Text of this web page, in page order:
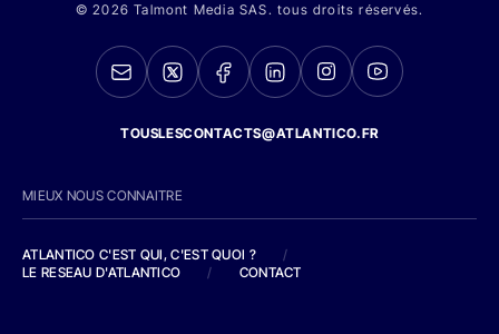
© 2026 Talmont Media SAS. tous droits réservés.
TOUSLESCONTACTS@ATLANTICO.FR
MIEUX NOUS CONNAITRE
ATLANTICO C'EST QUI, C'EST QUOI ?
/
LE RESEAU D'ATLANTICO
/ CONTACT